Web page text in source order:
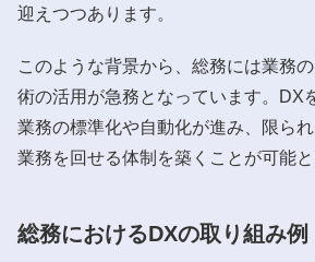
迎えつつあります。
このような背景から、総務には業務
術の活用が急務となっています。DX
業務の標準化や自動化が進み、限ら
業務を回せる体制を築くことが可能と
総務におけるDXの取り組み例